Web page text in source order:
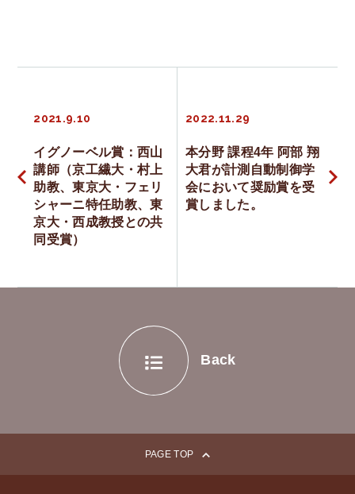
ナ
ビ
ン
2021.9.10
イグノーベル賞：西山
講師（京工繊大・村上
助教、東京大・フェリ
シャーニ特任助教、東
京大・西成教授との共
同受賞）
2022.11.29
本分野 課程4年 阿部 翔
大君が計測自動制御学
会において奨励賞を受
賞しました。
Back
PAGE TOP